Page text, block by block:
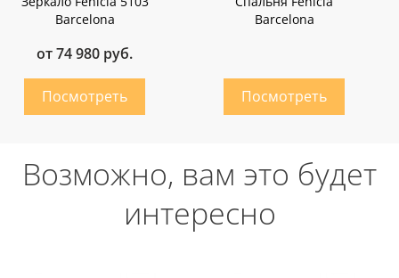
Barcelona
от 74 980 руб.
Barcelona
Возможно, вам это будет
интересно